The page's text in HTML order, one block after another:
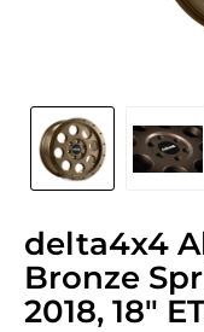
delta4x4
Bronze
2018, 18"